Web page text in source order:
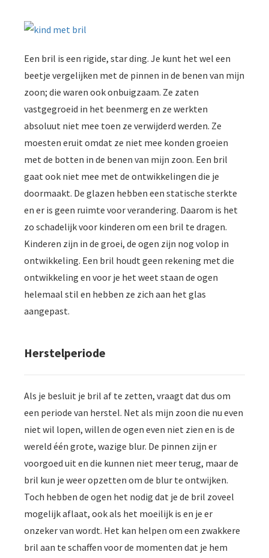
Een bril is een rigide, star ding. Je kunt het wel een
beetje vergelijken met de pinnen in de benen van mijn
zoon; die waren ook onbuigzaam. Ze zaten
vastgegroeid in het beenmerg en ze werkten
absoluut niet mee toen ze verwijderd werden. Ze
moesten eruit omdat ze niet mee konden groeien
met de botten in de benen van mijn zoon. Een bril
gaat ook niet mee met de ontwikkelingen die je
doormaakt. De glazen hebben een statische sterkte
en er is geen ruimte voor verandering. Daarom is het
zo schadelijk voor kinderen om een bril te dragen.
Kinderen zijn in de groei, de ogen zijn nog volop in
ontwikkeling. Een bril houdt geen rekening met die
ontwikkeling en voor je het weet staan de ogen
helemaal stil en hebben ze zich aan het glas
aangepast.
Herstelperiode
Als je besluit je bril af te zetten, vraagt dat dus om
een periode van herstel. Net als mijn zoon die nu even
niet wil lopen, willen de ogen even niet zien en is de
wereld één grote, wazige blur. De pinnen zijn er
voorgoed uit en die kunnen niet meer terug, maar de
bril kun je weer opzetten om de blur te ontwijken.
Toch hebben de ogen het nodig dat je de bril zoveel
mogelijk aflaat, ook als het moeilijk is en je er
onzeker van wordt. Het kan helpen om een zwakkere
bril aan te schaffen voor de momenten dat je hem